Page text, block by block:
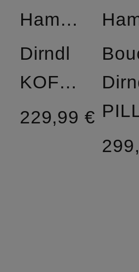
Hammerschmid
Dirndl
KOFLERSEE
229,99 €